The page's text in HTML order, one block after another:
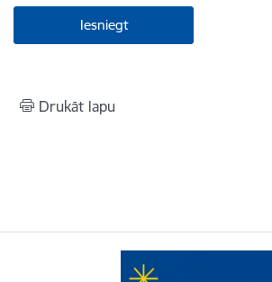
Drukāt lapu